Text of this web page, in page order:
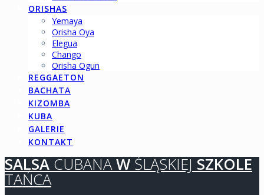
ORISHAS
Yemaya
Orisha Oya
Elegua
Chango
Orisha Ogun
REGGAETON
BACHATA
KIZOMBA
KUBA
GALERIE
KONTAKT
SALSA CUBANAW ŚLĄSKIEJ SZKOLE
TAŃCA